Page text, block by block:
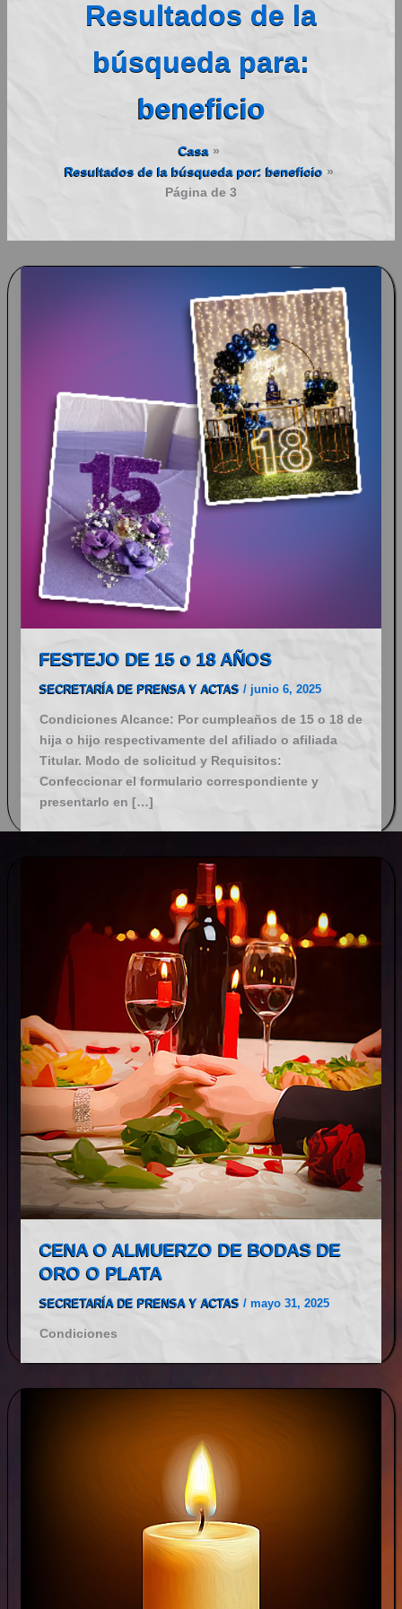
Resultados de la
búsqueda para:
beneficio
Casa
Resultados de la búsqueda por: beneficio
Página de 3
FESTEJO DE 15 o 18 AÑOS
SECRETARÍA DE PRENSA Y ACTAS / junio 6, 2025
Condiciones Alcance: Por cumpleaños de 15 o 18 de
hija o hijo respectivamente del afiliado o afiliada
Titular. Modo de solicitud y Requisitos:
Confeccionar el formulario correspondiente y
presentarlo en […]
CENA O ALMUERZO DE BODAS DE
ORO O PLATA
SECRETARÍA DE PRENSA Y ACTAS / mayo 31, 2025
Condiciones